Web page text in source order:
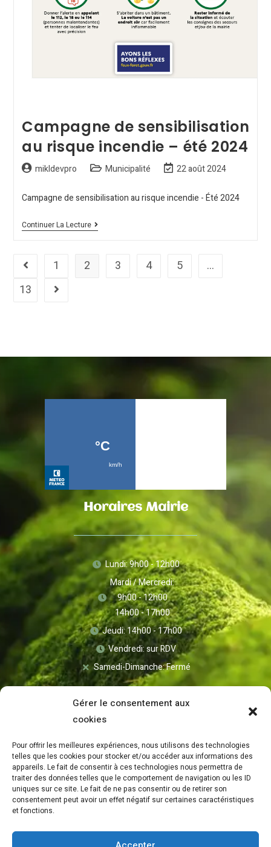
Gérer le consentement aux
cookies
Pour offrir les meilleures expériences, nous utilisons des technologies
telles que les cookies pour stocker et/ou accéder aux informations des
appareils. Le fait de consentir à ces technologies nous permettra de
traiter des données telles que le comportement de navigation ou les ID
uniques sur ce site. Le fait de ne pas consentir ou de retirer son
consentement peut avoir un effet négatif sur certaines caractéristiques
et fonctions.
Campagne de sensibilisation
au risque incendie – été 2024
mikldevpro Municipalité 22 août 2024
Campagne de sensibilisation au risque incendie - Été 2024
Continuer La Lecture
1 2 3 4 5
…
13
Horaires Mairie
Lundi: 9h00 - 12h00
Mardi / Mercredi:
9h00 - 12h00
14h00 - 17h00
Jeudi: 14h00 - 17h00
Vendredi: sur RDV
Samedi-Dimanche: Fermé